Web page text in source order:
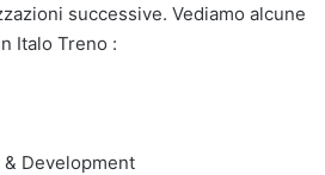
successive. Vediamo alcune
Italo Treno :
Development